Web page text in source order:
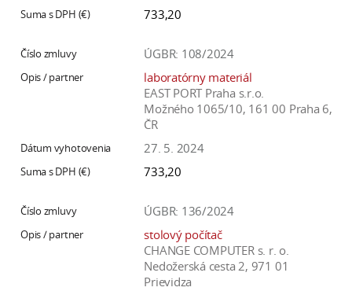
733,20
ÚGBR: 108/2024
laboratórny materiál
EAST PORT Praha s.r.o.
Možného 1065/10, 161 00 Praha 6,
ČR
27. 5. 2024
733,20
ÚGBR: 136/2024
stolový počítač
CHANGE COMPUTER s. r. o.
Nedožerská cesta 2, 971 01
Prievidza